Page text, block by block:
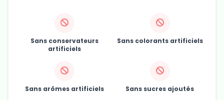
Sans conservateurs
artificiels
Sans colorants artificiels
Sans arômes artificiels Sans sucres ajoutés